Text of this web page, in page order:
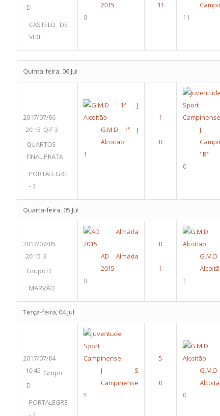
D
CASTELO DE
VIDE
2015
0
11
Quinta-feira, 06 Jul
2017/07/06
20:15 Q-F 3
QUARTOS-
FINAL PRATA
PORTALEGRE
- 2
G.M.D 1º J
Alcoitão
1
J
"B"
0
Quarta-feira, 05 Jul
2017/07/05
20:15 3
Grupo D
MARVÃO
AD Almada
2015
0
1
Terça-feira, 04 Jul
2017/07/04
10:45 Grupo
D
PORTALEGRE
J S
Campinense
5
0